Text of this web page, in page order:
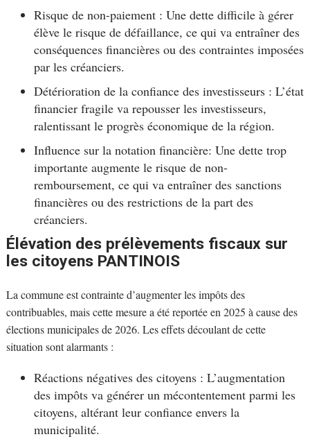
Risque de non-paiement : Une dette difficile à gérer
élève le risque de défaillance, ce qui va entraîner des
conséquences financières ou des contraintes imposées
par les créanciers.
Détérioration de la confiance des investisseurs : L’état
financier fragile va repousser les investisseurs,
ralentissant le progrès économique de la région.
Influence sur la notation financière: Une dette trop
importante augmente le risque de non-
remboursement, ce qui va entraîner des sanctions
financières ou des restrictions de la part des
créanciers.
Élévation des prélèvements fiscaux sur
les citoyens PANTINOIS
La commune est contrainte d’augmenter les impôts des
contribuables, mais cette mesure a été reportée en 2025 à cause des
élections municipales de 2026. Les effets découlant de cette
situation sont alarmants :
Réactions négatives des citoyens : L’augmentation
des impôts va générer un mécontentement parmi les
citoyens, altérant leur confiance envers la
municipalité.